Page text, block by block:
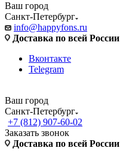
Ваш город
Санкт-Петербург
info@happyfons.ru
Доставка по всей России
Вконтакте
Telegram
Ваш город
Санкт-Петербург
+7 (812) 907-60-02
Заказать звонок
Доставка по всей России